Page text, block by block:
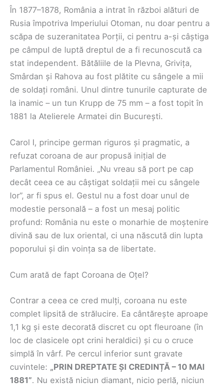
În 1877–1878, România a intrat în război alături de
Rusia împotriva Imperiului Otoman, nu doar pentru a
scăpa de suzeranitatea Porții, ci pentru a-și câștiga
pe câmpul de luptă dreptul de a fi recunoscută ca
stat independent. Bătăliile de la Plevna, Grivița,
Smârdan și Rahova au fost plătite cu sângele a mii
de soldați români. Unul dintre tunurile capturate de
la inamic – un tun Krupp de 75 mm – a fost topit în
1881 la Atelierele Armatei din București.
Carol I, principe german riguros și pragmatic, a
refuzat coroana de aur propusă inițial de
Parlamentul României. „Nu vreau să port pe cap
decât ceea ce au câștigat soldații mei cu sângele
lor”, ar fi spus el. Gestul nu a fost doar unul de
modestie personală – a fost un mesaj politic
profund: România nu este o monarhie de moștenire
divină sau de lux oriental, ci una născută din lupta
poporului și din voința sa de libertate.
Cum arată de fapt Coroana de Oțel?
Contrar a ceea ce cred mulți, coroana nu este
complet lipsită de strălucire. Ea cântărește aproape
1,1 kg și este decorată discret cu opt fleuroane (în
loc de clasicele opt crini heraldici) și cu o cruce
simplă în vârf. Pe cercul inferior sunt gravate
cuvintele: „PRIN DREPTATE ȘI CREDINȚĂ – 10 MAI
1881”. Nu există niciun diamant, nicio perlă, niciun